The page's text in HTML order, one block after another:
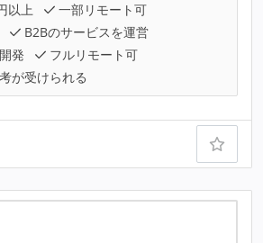
以上
一部リモート可
B2Bのサービスを運営
発
フルリモート可
が受けられる